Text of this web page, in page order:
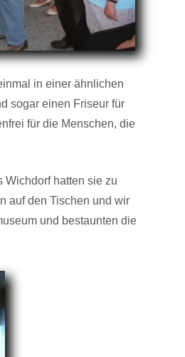
in einer ähnlichen
sogar einen Friseur für
für die Menschen, die
Wichdorf hatten sie zu
auf den Tischen und wir
und bestaunten die